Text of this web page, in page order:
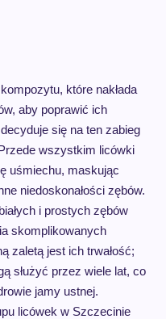
które nakłada
aby poprawić ich
się na ten zabieg
wszystkim licówki
uśmiechu, maskując
niedoskonałości zębów.
i prostych zębów
skomplikowanych
zaletą jest ich trwałość;
służyć przez wiele lat, co
jamy ustnej.
licówek w Szczecinie